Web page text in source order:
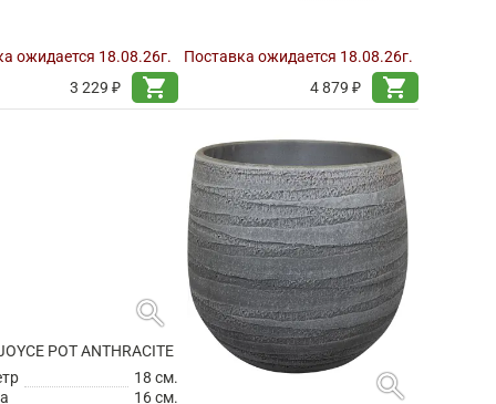
ожидается 18.08.26г.
3 229 ₽
shopping_cart
Поставка ожидается 18.08.26г.
4 879 ₽
shopping_cart
search search